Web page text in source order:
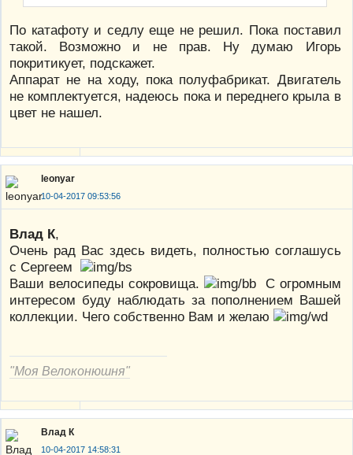
По катафоту и седлу еще не решил. Пока поставил
такой. Возможно и не прав. Ну думаю Игорь
покритикует, подскажет.
Аппарат не на ходу, пока полуфабрикат. Двигатель
не комплектуется, надеюсь пока и переднего крыла в
цвет не нашел.
leonyar
10-04-2017 09:53:56
Влад К,
Очень рад Вас здесь видеть, полностью соглашусь
с Сергеем
Ваши велосипеды сокровища.
С огромным
интересом буду наблюдать за пополнением Вашей
коллекции. Чего собственно Вам и желаю
"Моя Велоконюшня"
Влад К
10-04-2017 14:58:31